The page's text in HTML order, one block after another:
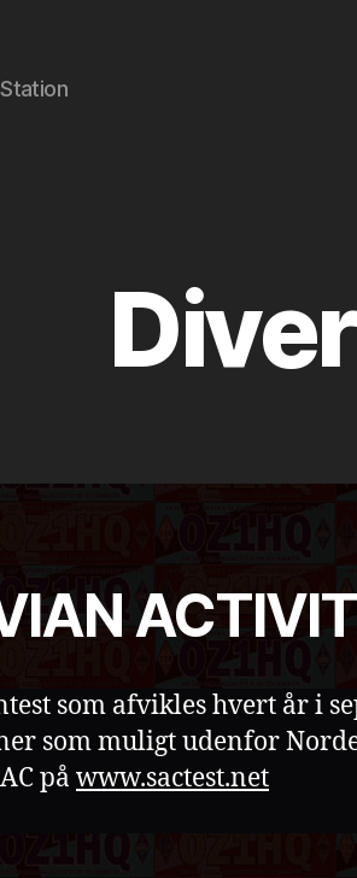
som afvikles hvert år i
som muligt udenfor
på www.sactest.net